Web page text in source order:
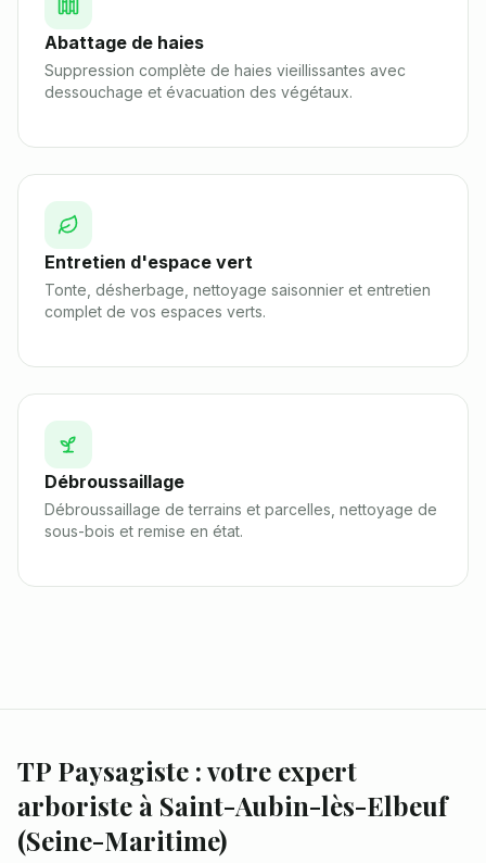
Abattage de haies
Suppression complète de haies vieillissantes avec
dessouchage et évacuation des végétaux.
Entretien d'espace vert
Tonte, désherbage, nettoyage saisonnier et entretien
complet de vos espaces verts.
Débroussaillage
Débroussaillage de terrains et parcelles, nettoyage de
sous-bois et remise en état.
TP Paysagiste : votre expert
arboriste à Saint-Aubin-lès-Elbeuf
(Seine-Maritime)